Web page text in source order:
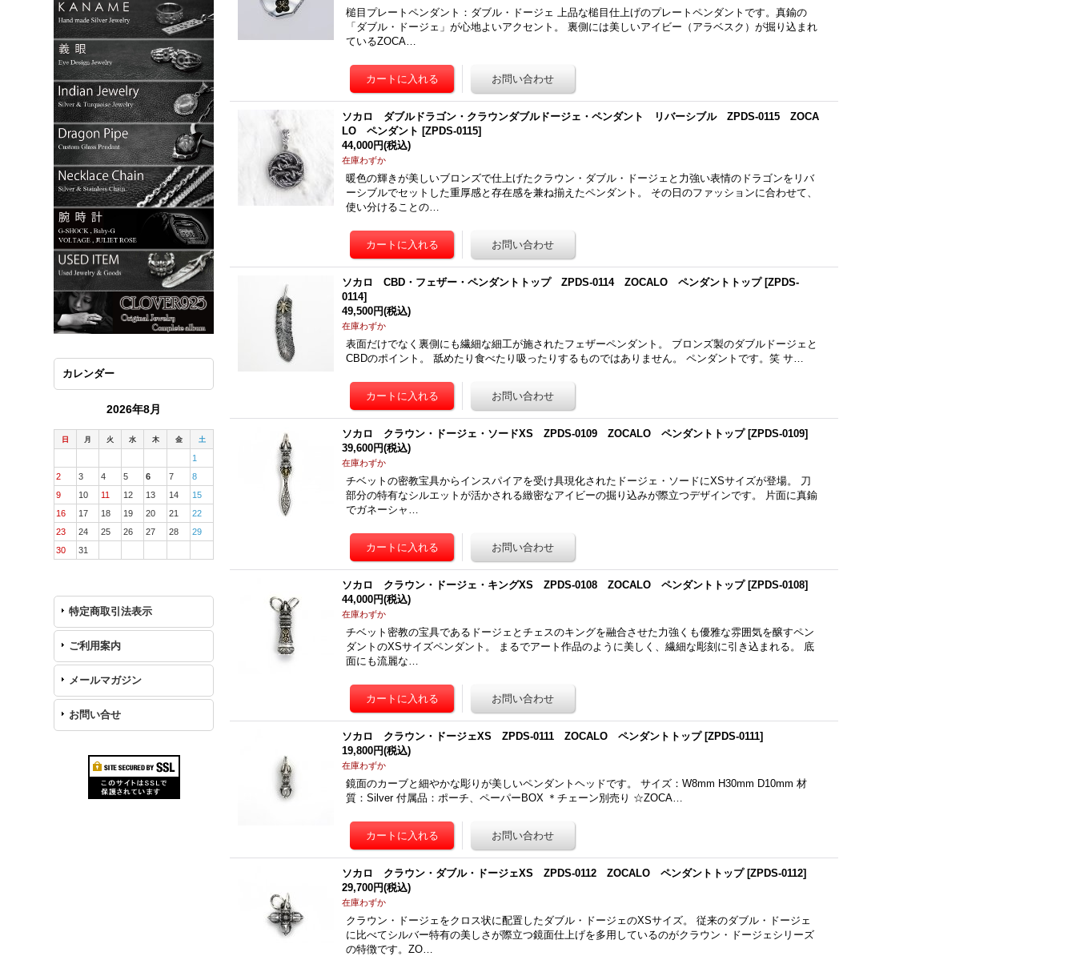
カレンダー
2026年8月
日 月 火 水 木 金 土
1
2
3 4 5 6 7
8
9
10 11 12 13 14
15
16
17 18 19 20 21
22
23
24 25 26 27 28
29
30
31
特定商取引法表示
ご利用案内
メールマガジン
お問い合せ
槌目プレートペンダント：ダブル・ドージェ 上品な槌目仕上げのプレートペンダントです。真鍮の
「ダブル・ドージェ」が心地よいアクセント。 裏側には美しいアイビー（アラベスク）が掘り込まれ
ているZOCA…
ソカロ ダブルドラゴン・クラウンダブルドージェ・ペンダント リバーシブル ZPDS-0115 ZOCA
LO ペンダント [ZPDS-0115]
44,000円(税込)
在庫わずか
暖色の輝きが美しいブロンズで仕上げたクラウン・ダブル・ドージェと力強い表情のドラゴンをリバ
ーシブルでセットした重厚感と存在感を兼ね揃えたペンダント。 その日のファッションに合わせて、
使い分けることの…
ソカロ CBD・フェザー・ペンダントトップ ZPDS-0114 ZOCALO ペンダントトップ [ZPDS-
0114]
49,500円(税込)
在庫わずか
表面だけでなく裏側にも繊細な細工が施されたフェザーペンダント。 ブロンズ製のダブルドージェと
CBDのポイント。 舐めたり食べたり吸ったりするものではありません。 ペンダントです。笑 サ…
ソカロ クラウン・ドージェ・ソードXS ZPDS-0109 ZOCALO ペンダントトップ [ZPDS-0109]
39,600円(税込)
在庫わずか
チベットの密教宝具からインスパイアを受け具現化されたドージェ・ソードにXSサイズが登場。 刀
部分の特有なシルエットが活かされる緻密なアイビーの掘り込みが際立つデザインです。 片面に真鍮
でガネーシャ…
ソカロ クラウン・ドージェ・キングXS ZPDS-0108 ZOCALO ペンダントトップ [ZPDS-0108]
44,000円(税込)
在庫わずか
チベット密教の宝具であるドージェとチェスのキングを融合させた力強くも優雅な雰囲気を醸すペン
ダントのXSサイズペンダント。 まるでアート作品のように美しく、繊細な彫刻に引き込まれる。 底
面にも流麗な…
ソカロ クラウン・ドージェXS ZPDS-0111 ZOCALO ペンダントトップ [ZPDS-0111]
19,800円(税込)
在庫わずか
鏡面のカーブと細やかな彫りが美しいペンダントヘッドです。 サイズ：W8mm H30mm D10mm 材
質：Silver 付属品：ポーチ、ペーパーBOX ＊チェーン別売り ☆ZOCA…
ソカロ クラウン・ダブル・ドージェXS ZPDS-0112 ZOCALO ペンダントトップ [ZPDS-0112]
29,700円(税込)
在庫わずか
クラウン・ドージェをクロス状に配置したダブル・ドージェのXSサイズ。 従来のダブル・ドージェ
に比べてシルバー特有の美しさが際立つ鏡面仕上げを多用しているのがクラウン・ドージェシリーズ
の特徴です。ZO…